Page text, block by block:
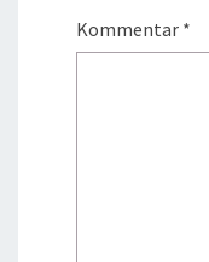
Kommentar *